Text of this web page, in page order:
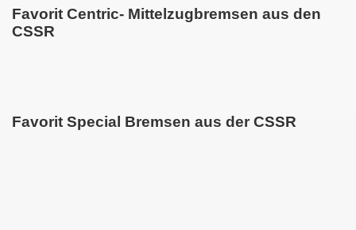
Favorit Centric- Mittelzugbremsen aus den
CSSR
Favorit Special Bremsen aus der CSSR